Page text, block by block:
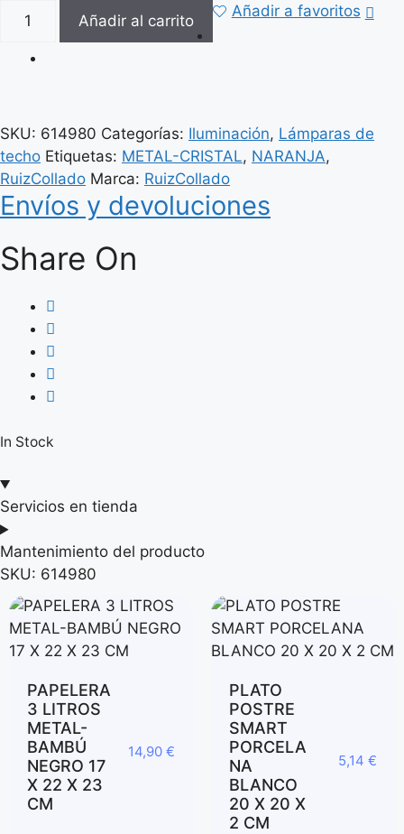
TECHO
NARANJA
X
35
X
16
cantidad
Añadir a favoritos
Añadir al carrito
SKU: 614980 Categorías: Iluminación, Lámparas de
techo Etiquetas: METAL-CRISTAL, NARANJA,
RuizCollado Marca: RuizCollado
Envíos y devoluciones
Share On
In Stock
Servicios en tienda
Mantenimiento del producto
SKU: 614980
PAPELERA
3 LITROS
METAL-
BAMBÚ
NEGRO 17
X 22 X 23
CM
14,90 €
PLATO
POSTRE
SMART
PORCELA
NA
BLANCO
20 X 20 X
2 CM
5,14 €